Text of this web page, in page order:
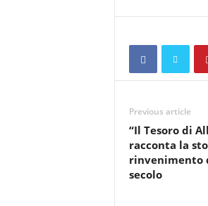
Previous article
“Il Tesoro di
racconta la
rinvenimento
secolo